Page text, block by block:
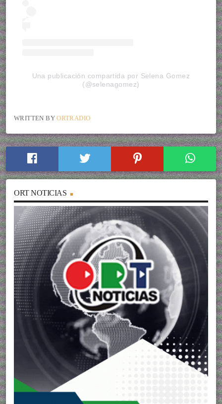
Una publicación compartida por Selena Gomez
(@selenagomez)
WRITTEN BYORTRADIO
ORT NOTICIAS